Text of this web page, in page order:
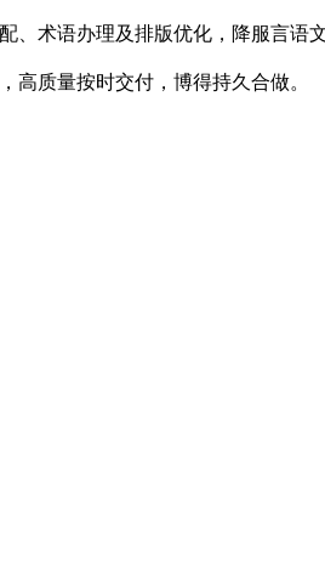
术语办理及排版优化，降服言语
高质量按时交付，博得持久合做。